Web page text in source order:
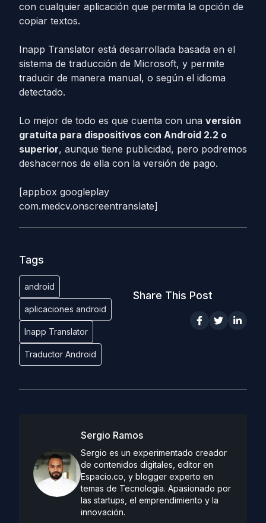
con cualquier aplicación que permita la opción de
copiar textos.
Inapp Translator está desarrollada basada en el
sistema de traducción de Microsoft, y permite
traducir de manera manual, o según el idioma
detectado.
Lo mejor de todo es que cuenta con una versión
gratuita para dispositivos con Android 2.2 o
superior, aunque tiene publicidad, pero podremos
deshacernos de ella con la versión de pago.
[appbox googleplay
com.medcv.onscreentranslate]
Tags
android
aplicaciones android
Inapp Translator
Traductor Android
Share This Post
Sergio Ramos
Sergio es un experimentado creador
de contenidos digitales, editor en
Espacio.co, y blogger experto en
temas de Tecnología. Apasionado por
las startups, el emprendimiento y la
innovación.